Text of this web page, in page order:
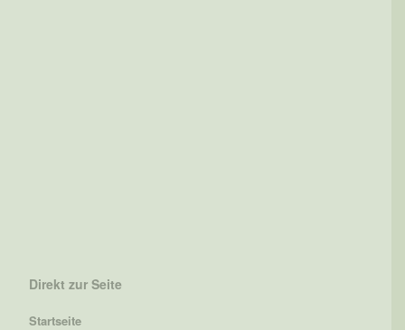
Direkt zur Seite
Startseite